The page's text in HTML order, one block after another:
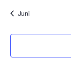
Juni